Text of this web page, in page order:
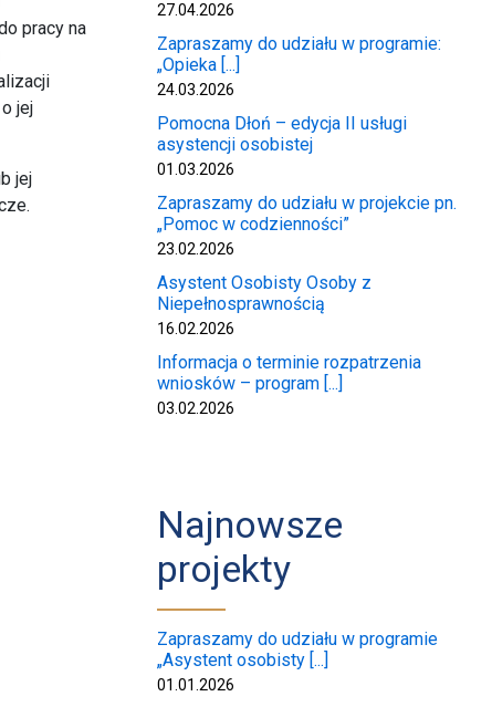
pracy na
jej
jej
27.04.2026
Zapraszamy do udziału w programie:
„Opieka [...]
24.03.2026
Pomocna Dłoń – edycja II usługi
asystencji osobistej
01.03.2026
Zapraszamy do udziału w projekcie pn.
„Pomoc w codzienności”
23.02.2026
Asystent Osobisty Osoby z
Niepełnosprawnością
16.02.2026
Informacja o terminie rozpatrzenia
wniosków – program [...]
03.02.2026
Najnowsze
projekty
Zapraszamy do udziału w programie
„Asystent osobisty [...]
01.01.2026